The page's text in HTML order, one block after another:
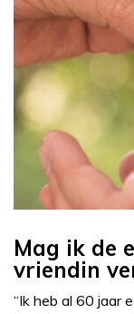
Mag ik de
vriendin
“Ik heb al 60 jaar